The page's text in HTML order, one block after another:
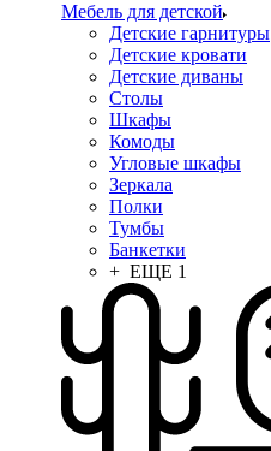
Мебель для детской
Детские гарнитуры
Детские кровати
Детские диваны
Столы
Шкафы
Комоды
Угловые шкафы
Зеркала
Полки
Тумбы
Банкетки
+ ЕЩЕ 1